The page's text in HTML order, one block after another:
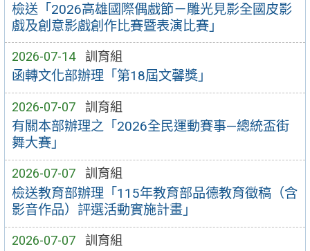
檢送「2026高雄國際偶戲節－雕光見影全國皮影
戲及創意影戲創作比賽暨表演比賽」
2026-07-14 訓育組
函轉文化部辦理「第18屆文馨獎」
2026-07-07 訓育組
有關本部辦理之「2026全民運動賽事—總統盃街
舞大賽」
2026-07-07 訓育組
檢送教育部辦理「115年教育部品德教育徵稿（含
影音作品）評選活動實施計畫」
2026-07-07 訓育組